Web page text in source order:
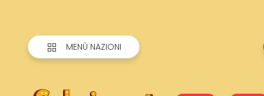
MENÙ NAZIONI